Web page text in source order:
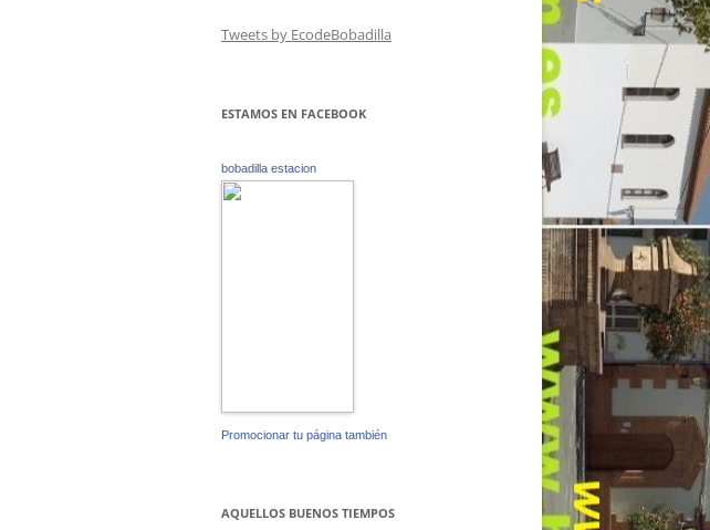
Tweets by EcodeBobadilla
ESTAMOS EN FACEBOOK
bobadilla estacion
Promocionar tu página también
AQUELLOS BUENOS TIEMPOS